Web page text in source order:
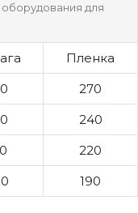
для
Пленка
270
240
220
190